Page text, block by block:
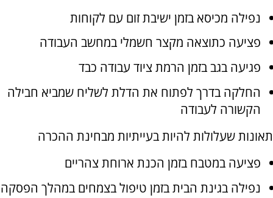
נפילה מכיסא בזמן ישיבת זום עם לקוחות
פציעה כתוצאה מקצר חשמלי במחשב העבודה
פגיעה בגב בזמן הרמת ציוד עבודה כבד
החלקה בדרך לפתוח את הדלת לשליח שמביא חבילה
הקשורה לעבודה
תאונות שעלולות להיות בעייתיות מבחינת ההכרה
פציעה במטבח בזמן הכנת ארוחת צהריים
נפילה בגינת הבית בזמן טיפול בצמחים במהלך הפסקה